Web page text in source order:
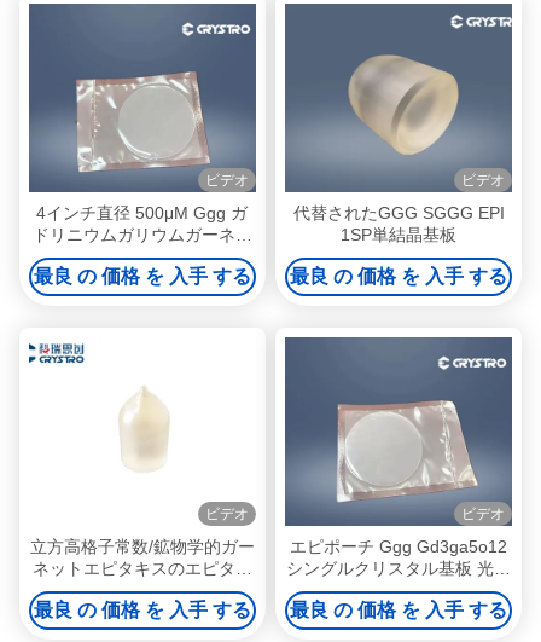
ビデオ
4インチ直径 500μM Ggg ガ
ドリニウムガリウムガーネッ
ト基板
最良 の 価格 を 入手 する
ビデオ
代替されたGGG SGGG EPI
1SP単結晶基板
最良 の 価格 を 入手 する
ビデオ
立方高格子常数/鉱物学的ガー
ネットエピタキスのエピタキ
スのエピタキスのフィルム基
板
最良 の 価格 を 入手 する
ビデオ
エピポーチ Ggg Gd3ga5o12
シングルクリスタル基板 光学
損失が低い
最良 の 価格 を 入手 する